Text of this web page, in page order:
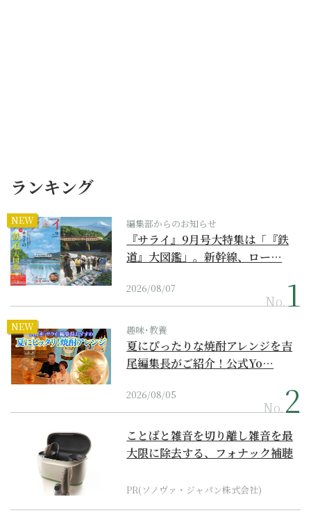
ランキング
NEW 編集部からのお知らせ
『サライ』9月号大特集は「『鉄
道』大図鑑」。新幹線、ロー…
2026/08/07
No.
NEW 趣味･教養
夏にぴったりな焼酎アレンジを吉
尾編集長がご紹介！公式Yo…
2026/08/05
No.
ことばと雑音を切り離し雑音を最
大限に除去する、フォナック補聴
PR(ソノヴァ・ジャパン株式会社)